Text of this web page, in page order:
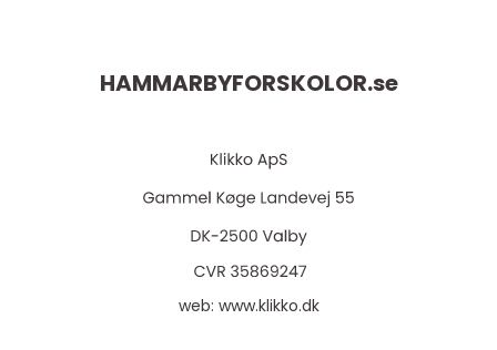
HAMMARBYFORSKOLOR.se
web: www.klikko.dk